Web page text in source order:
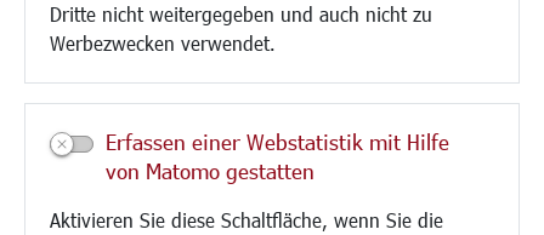
Dritte nicht weitergegeben und auch nicht zu
Werbezwecken verwendet.
Erfassen einer Webstatistik mit Hilfe
von Matomo gestatten
Aktivieren Sie diese Schaltfläche, wenn Sie die
CINDY S
Kultur/Freizeit/Tourismus
Veranstaltungen
Neue Stadthalle Langen
Bäder